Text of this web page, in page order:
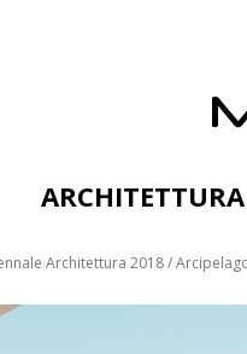
ARCHITETTURA
Architettura 2018 /